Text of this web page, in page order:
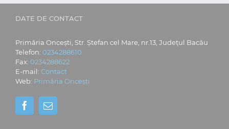
DATE DE CONTACT
Primăria Oncești, Str. Ștefan cel Mare, nr.13, Județul Bacău
Telefon: 0234288610
Fax: 0234288622
E-mail: Contact
Web: Primăria Oncești